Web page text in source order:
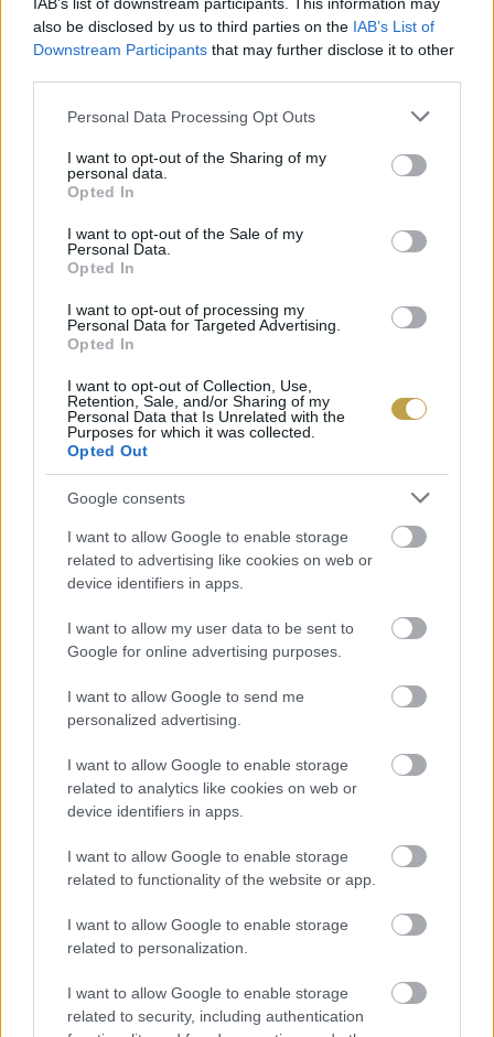
also be disclosed by us to third parties on the IAB’s List of
Downstream Participants that may further disclose it to other
Please note that this website/app uses one or more Google
not limited to your visit or usage behaviour. You may click to
grant or deny consent to Google and its third-party tags to
use your data for below specified purposes in below Google
consent section.
Personal Data Processing Opt Outs
I want to opt-out of the Sharing of my
personal data.
Opted In
I want to opt-out of the Sale of my
Personal Data.
Opted In
I want to opt-out of processing my
Personal Data for Targeted Advertising.
Opted In
I want to opt-out of Collection, Use,
Retention, Sale, and/or Sharing of my
Personal Data that Is Unrelated with the
Purposes for which it was collected.
Opted Out
Google consents
I want to allow Google to enable storage
related to advertising like cookies on web or
device identifiers in apps.
I want to allow my user data to be sent to
Google for online advertising purposes.
I want to allow Google to send me
personalized advertising.
I want to allow Google to enable storage
related to analytics like cookies on web or
device identifiers in apps.
I want to allow Google to enable storage
related to functionality of the website or app.
I want to allow Google to enable storage
related to personalization.
I want to allow Google to enable storage
related to security, including authentication
Gléda, a Kiosk Budapest, a Kollázs – Brasserie &
Bar, a Stand25 Bisztró és a St. Andrea
Restaurant. Érdemes tehát nyakunkba venni a
várost és megállni a nap közepén néhány remek
Címlapfotó: Dining Guide